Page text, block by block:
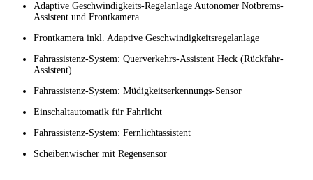
Adaptive Geschwindigkeits-Regelanlage Autonomer Notbrems-
Assistent und Frontkamera
Frontkamera inkl. Adaptive Geschwindigkeitsregelanlage
Fahrassistenz-System: Querverkehrs-Assistent Heck (Rückfahr-
Assistent)
Fahrassistenz-System: Müdigkeitserkennungs-Sensor
Einschaltautomatik für Fahrlicht
Fahrassistenz-System: Fernlichtassistent
Scheibenwischer mit Regensensor